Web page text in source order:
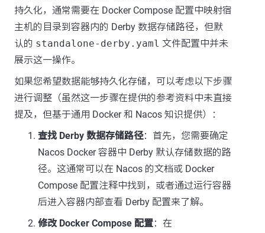
持久化，通常需要在 Docker Compose 配置中映射宿
主机的目录到容器内的 Derby 数据存储路径，但默
认的 standalone-derby.yaml 文件配置中并未
展示这一操作。
如果您希望数据能够持久化存储，可以考虑以下步骤
进行调整（虽然这一步骤在提供的参考资料中未直接
提及，但基于通用 Docker 和 Nacos 知识提供）：
查找 Derby 数据存储路径：首先，您需要确定
Nacos Docker 容器中 Derby 默认存储数据的路
径。这通常可以在 Nacos 的文档或 Docker
Compose 配置注释中找到，或者通过运行容器
后进入容器内部查看 Derby 配置来了解。
修改 Docker Compose 配置：在